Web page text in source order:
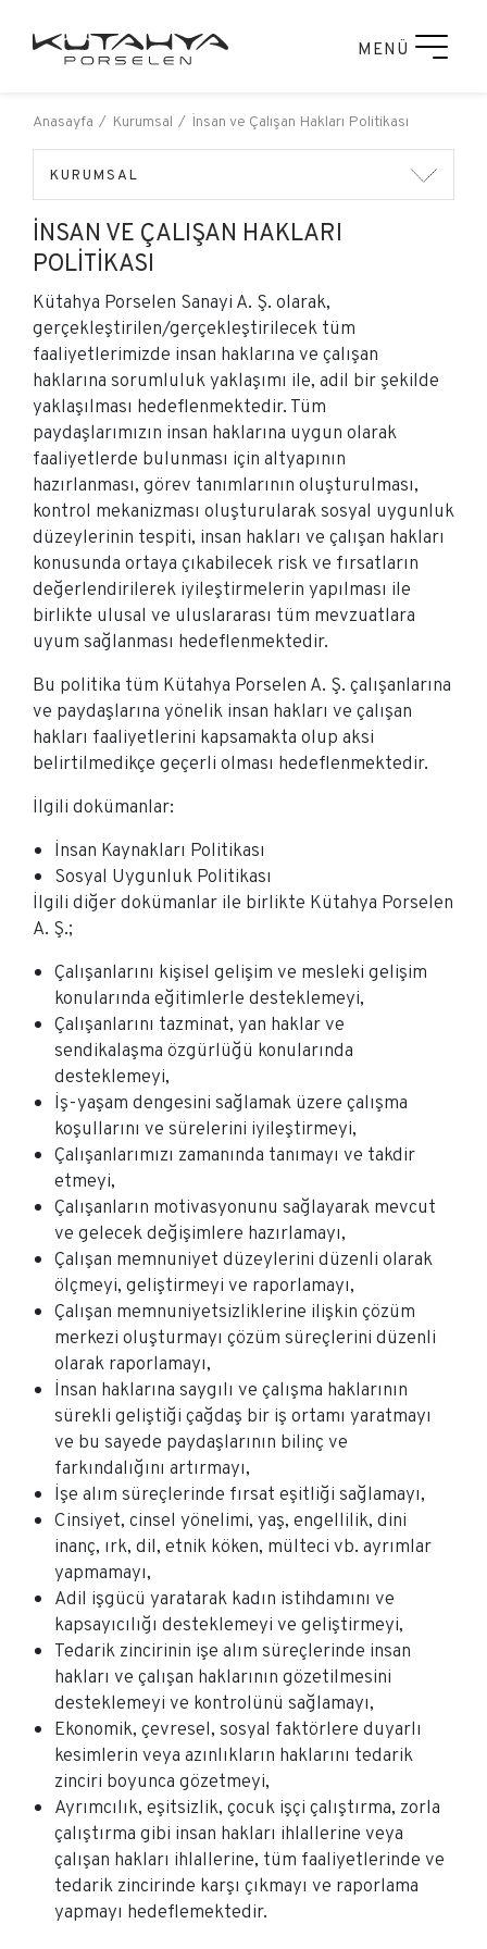
MENÜ
Anasayfa Kurumsal İnsan ve Çalışan Hakları Politikası
KURUMSAL
İNSAN VE ÇALIŞAN HAKLARI
POLITIKASI
Kütahya Porselen Sanayi A. Ş. olarak,
gerçekleştirilen/gerçekleştirilecek tüm
faaliyetlerimizde insan haklarına ve çalışan
haklarına sorumluluk yaklaşımı ile, adil bir şekilde
yaklaşılması hedeflenmektedir. Tüm
paydaşlarımızın insan haklarına uygun olarak
faaliyetlerde bulunması için altyapının
hazırlanması, görev tanımlarının oluşturulması,
kontrol mekanizması oluşturularak sosyal uygunluk
düzeylerinin tespiti, insan hakları ve çalışan hakları
konusunda ortaya çıkabilecek risk ve fırsatların
değerlendirilerek iyileştirmelerin yapılması ile
birlikte ulusal ve uluslararası tüm mevzuatlara
uyum sağlanması hedeflenmektedir.
Bu politika tüm Kütahya Porselen A. Ş. çalışanlarına
ve paydaşlarına yönelik insan hakları ve çalışan
hakları faaliyetlerini kapsamakta olup aksi
belirtilmedikçe geçerli olması hedeflenmektedir.
İlgili dokümanlar:
İnsan Kaynakları Politikası
Sosyal Uygunluk Politikası
İlgili diğer dokümanlar ile birlikte Kütahya Porselen
A. Ş.;
Çalışanlarını kişisel gelişim ve mesleki gelişim
konularında eğitimlerle desteklemeyi,
Çalışanlarını tazminat, yan haklar ve
sendikalaşma özgürlüğü konularında
desteklemeyi,
İş-yaşam dengesini sağlamak üzere çalışma
koşullarını ve sürelerini iyileştirmeyi,
Çalışanlarımızı zamanında tanımayı ve takdir
etmeyi,
Çalışanların motivasyonunu sağlayarak mevcut
ve gelecek değişimlere hazırlamayı,
Çalışan memnuniyet düzeylerini düzenli olarak
ölçmeyi, geliştirmeyi ve raporlamayı,
Çalışan memnuniyetsizliklerine ilişkin çözüm
merkezi oluşturmayı çözüm süreçlerini düzenli
olarak raporlamayı,
İnsan haklarına saygılı ve çalışma haklarının
sürekli geliştiği çağdaş bir iş ortamı yaratmayı
ve bu sayede paydaşlarının bilinç ve
farkındalığını artırmayı,
İşe alım süreçlerinde fırsat eşitliği sağlamayı,
Cinsiyet, cinsel yönelimi, yaş, engellilik, dini
inanç, ırk, dil, etnik köken, mülteci vb. ayrımlar
yapmamayı,
Adil işgücü yaratarak kadın istihdamını ve
kapsayıcılığı desteklemeyi ve geliştirmeyi,
Tedarik zincirinin işe alım süreçlerinde insan
hakları ve çalışan haklarının gözetilmesini
desteklemeyi ve kontrolünü sağlamayı,
Ekonomik, çevresel, sosyal faktörlere duyarlı
kesimlerin veya azınlıkların haklarını tedarik
zinciri boyunca gözetmeyi,
Ayrımcılık, eşitsizlik, çocuk işçi çalıştırma, zorla
çalıştırma gibi insan hakları ihlallerine veya
çalışan hakları ihlallerine, tüm faaliyetlerinde ve
tedarik zincirinde karşı çıkmayı ve raporlama
yapmayı hedeflemektedir.